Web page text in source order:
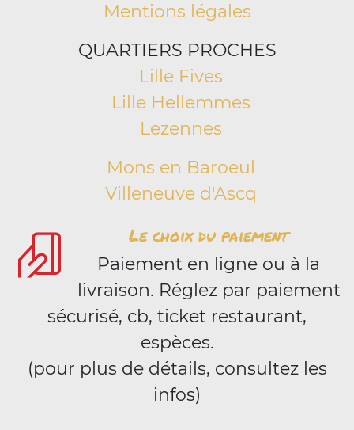
Mentions légales
QUARTIERS PROCHES
Lille Fives
Lille Hellemmes
Lezennes
Mons en Baroeul
Villeneuve d'Ascq
Le choix du paiement
Paiement en ligne ou à la
livraison. Réglez par paiement
sécurisé, cb, ticket restaurant,
espèces.
(pour plus de détails, consultez les
infos)